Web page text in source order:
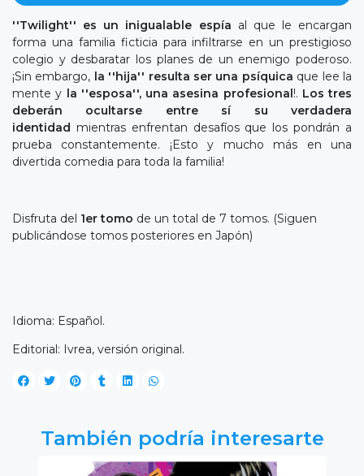
''Twilight'' es un inigualable espía al que le encargan
forma una familia ficticia para infiltrarse en un prestigioso
colegio y desbaratar los planes de un enemigo poderoso.
¡Sin embargo, la ''hija'' resulta ser una psíquica que lee la
mente y
la ''esposa'', una asesina profesional !. Los tres
deberán ocultarse entre sí su verdadera
identidad mientras enfrentan desafíos que los pondrán a
prueba constantemente. ¡Esto y mucho más en una
divertida comedia para toda la familia!
Disfruta del 1er tomo de un total de 7 tomos. (Siguen
publicándose tomos posteriores en Japón)
Idioma: Español.
Editorial: Ivrea, versión original.
También podría interesarte